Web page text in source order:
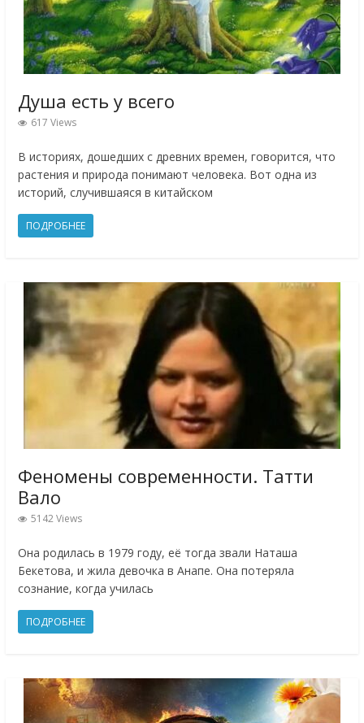
Душа есть у всего
617 Views
В историях, дошедших с древних времен, говорится, что
растения и природа понимают человека. Вот одна из
историй, случившаяся в китайском
ПОДРОБНЕЕ
Феномены современности. Татти
Вало
5142 Views
Она родилась в 1979 году, её тогда звали Наташа
Бекетова, и жила девочка в Анапе. Она потеряла
сознание, когда училась
ПОДРОБНЕЕ